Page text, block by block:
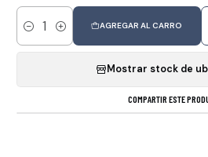
Cantidad
AGREGAR AL CARRO
Mostrar stock de
COMPARTIR ESTE